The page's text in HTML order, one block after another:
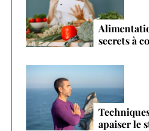
secrets à
apaiser le